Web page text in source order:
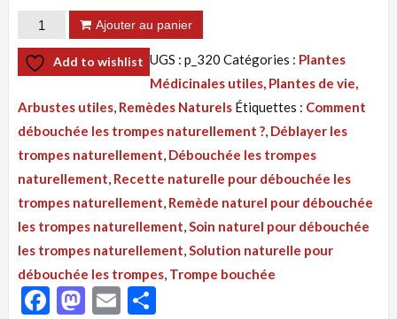
quantité
de
Tisane
:
Déblayer
Les
Trompes
Naturellement
Avec
Les
Plantes
Ajouter au panier
Add to wishlist UGS : p_320 Catégories : Plantes
Médicinales utiles, Plantes de vie,
Arbustes utiles, Remèdes Naturels Étiquettes : Comment
débouchée les trompes naturellement ?, Déblayer les
trompes naturellement, Débouchée les trompes
naturellement, Recette naturelle pour débouchée les
trompes naturellement, Remède naturel pour débouchée
les trompes naturellement,Soin naturel pour débouchée
les trompes naturellement,Solution naturelle pour
débouchée les trompes, Trompe bouchée
Facebook
Mastodon
Email